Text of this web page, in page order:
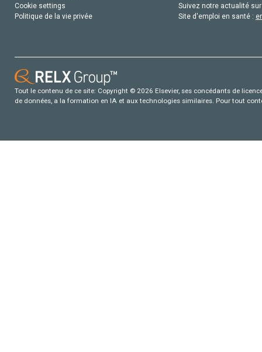
Cookie settings
Politique de la vie privée
Suivez notre actualité
Site d'emploi en santé :
Tout le contenu de ce site: Copyright © 2026 Elsevier, ses concédants de
de données, a la formation en IA et aux technologies similaires. Pour tout